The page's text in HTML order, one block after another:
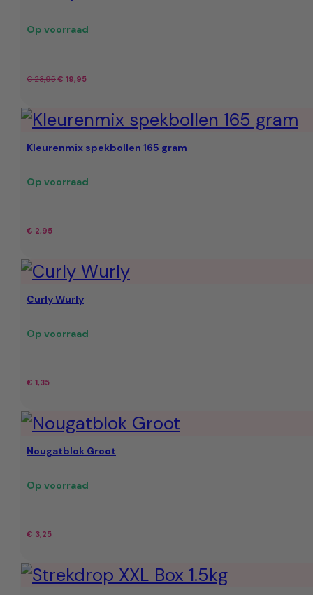
Op voorraad
€23,95Oorspronkelijke
was:
€ 23,95.
€ 19,95Huidige
is:
€ 19,95.
Kleurenmix spekbollen 165 gram
Op voorraad
€ 2,95
Curly Wurly
Op voorraad
€ 1,35
Nougatblok Groot
Op voorraad
€ 3,25